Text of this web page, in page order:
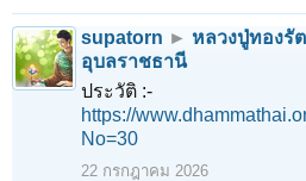
supatorn ► หลวงปู่ทองรั
อุบลราชธานี
ประวัติ :-
https://
No=30
22 กรกฎาคม 2026